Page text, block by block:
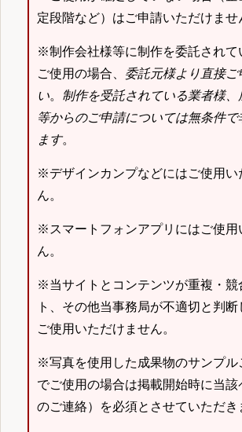
定段階など）はご申請いただけませ
※制作会社様等に制作を委託されて
ご使用の場合、 委託元様より直接ご
い。 制作を受託されている業者様
等からのご申請については無条件で
ます。
※デザインカンプなどにはご使用い
ん。
※スマートフォンアプリにはご使用
ん。
※当サイトとコンテンツが重複・競
ト、その他当事務局が不適切と判
ご使用いただけません。
※写真を使用した成果物のサンプル
でご使用の場合は掲載開始時に当
のご連絡）を必須とさせていただき